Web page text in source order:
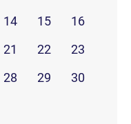
14 15
16
21 22
23
28 29
30